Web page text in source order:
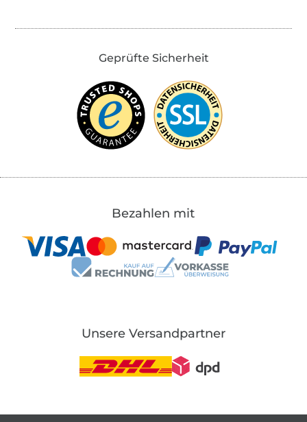
Geprüfte Sicherheit
Bezahlen mit
Unsere Versandpartner